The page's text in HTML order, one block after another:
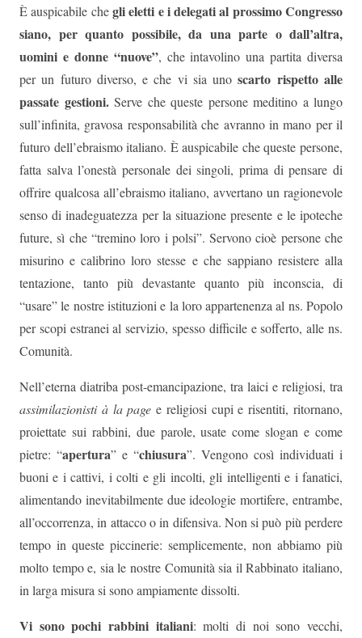
È auspicabile chegli eletti e i delegati al prossimo Congresso
siano, per quanto possibile, da una parte o dall’altra,
uomini e donne “nuove”, che intavolino una partita diversa
per un futuro diverso, e che vi sia unoscarto rispetto alle
passate gestioni.Serve che queste persone meditino a lungo
sull’infinita, gravosa responsabilità che avranno in mano per il
futuro dell’ebraismo italiano. È auspicabile che queste persone,
fatta salva l’onestà personale dei singoli, prima di pensare di
offrire qualcosa all’ebraismo italiano, avvertano un ragionevole
senso di inadeguatezza per la situazione presente e le ipoteche
future, sì che “tremino loro i polsi”. Servono cioè persone che
misurino e calibrino loro stesse e che sappiano resistere alla
tentazione, tanto più devastante quanto più inconscia, di
“usare” le nostre istituzioni e la loro appartenenza al ns. Popolo
per scopi estranei al servizio, spesso difficile e sofferto, alle ns.
Comunità.
Nell’eterna diatriba post-emancipazione, tra laici e religiosi, tra
assimilazionisti à la page e religiosi cupi e risentiti, ritornano,
proiettate sui rabbini, due parole, usate come slogan e come
pietre: “apertura” e “chiusura”. Vengono così individuati i
buoni e i cattivi, i colti e gli incolti, gli intelligenti e i fanatici,
alimentando inevitabilmente due ideologie mortifere, entrambe,
all’occorrenza, in attacco o in difensiva. Non si può più perdere
tempo in queste piccinerie: semplicemente, non abbiamo più
molto tempo e, sia le nostre Comunità sia il Rabbinato italiano,
in larga misura si sono ampiamente dissolti.
Vi sono pochi rabbini italiani: molti di noi sono vecchi,